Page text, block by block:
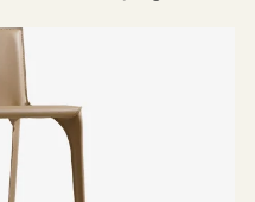
avslappnad estetik.